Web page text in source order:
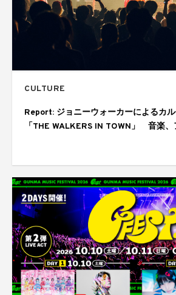
CULTURE
Report: ジョニーウォーカーによるカ
「THE WALKERS IN TOWN」 音楽